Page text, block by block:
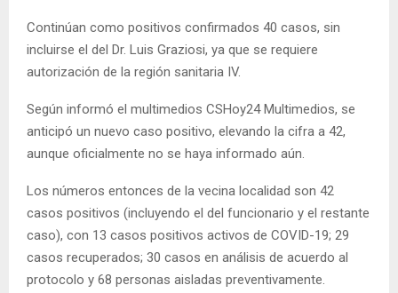
Continúan como positivos confirmados 40 casos, sin
incluirse el del Dr. Luis Graziosi, ya que se requiere
autorización de la región sanitaria IV.
Según informó el multimedios CSHoy24 Multimedios, se
anticipó un nuevo caso positivo, elevando la cifra a 42,
aunque oficialmente no se haya informado aún.
Los números entonces de la vecina localidad son 42
casos positivos (incluyendo el del funcionario y el restante
caso), con 13 casos positivos activos de COVID-19; 29
casos recuperados; 30 casos en análisis de acuerdo al
protocolo y 68 personas aisladas preventivamente.